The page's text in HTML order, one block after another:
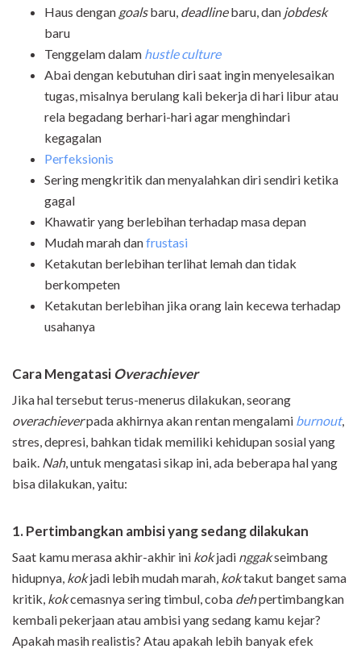
Haus dengan goalsbaru, deadlinebaru, dan jobdesk
baru
Tenggelam dalam hustle culture
Abai dengan kebutuhan diri saat ingin menyelesaikan
tugas, misalnya berulang kali bekerja di hari libur atau
rela begadang berhari-hari agar menghindari
kegagalan
Perfeksionis
Sering mengkritik dan menyalahkan diri sendiri ketika
gagal
Khawatir yang berlebihan terhadap masa depan
Mudah marah danfrustasi
Ketakutan berlebihan terlihat lemah dan tidak
berkompeten
Ketakutan berlebihan jika orang lain kecewa terhadap
usahanya
Cara Mengatasi Overachiever
Jika hal tersebut terus-menerus dilakukan, seorang
overachieverpada akhirnya akan rentan mengalami burnout,
stres, depresi, bahkan tidak memiliki kehidupan sosial yang
baik. Nah, untuk mengatasi sikap ini, ada beberapa hal yang
bisa dilakukan, yaitu:
1. Pertimbangkan ambisi yang sedang dilakukan
Saat kamu merasa akhir-akhir ini kokjadi nggakseimbang
hidupnya, kokjadi lebih mudah marah, koktakut banget sama
kritik, kokcemasnya sering timbul, coba dehpertimbangkan
kembali pekerjaan atau ambisi yang sedang kamu kejar?
Apakah masih realistis? Atau apakah lebih banyak efek